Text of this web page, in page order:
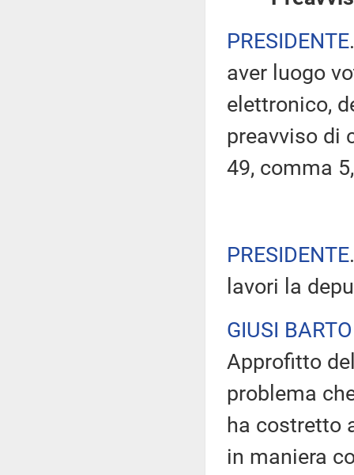
PRESIDENTE
aver luogo
elettronico,
preavviso di
49, comma
PRESIDENTE
lavori la
GIUSI
Approfitto
problema
ha costretto
in maniera